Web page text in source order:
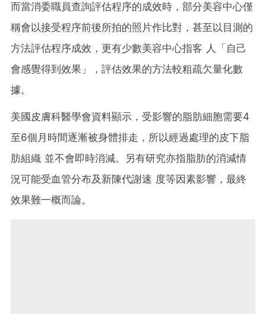
而當消委職員查詢評估程序的成效時，部分美容中心僅
稱會以接受程序前後所拍的照片作比對，甚至以目測的
方法評估程序成效，更有少數美容中心指客 人「自己
會感覺得到效果」，評估效果的方法較粗疏欠量化數
據。
美國皮膚科醫學會資料顯示，受影響的脂肪細胞需要4
至6個月時間逐漸被身體排走，所以經過處理的皮下脂
肪組織 並不會即時消減。另有研究亦指脂肪的消減情
況可能受血管分布及新陳代謝速 度等因素影響，最終
效果難一概而論。